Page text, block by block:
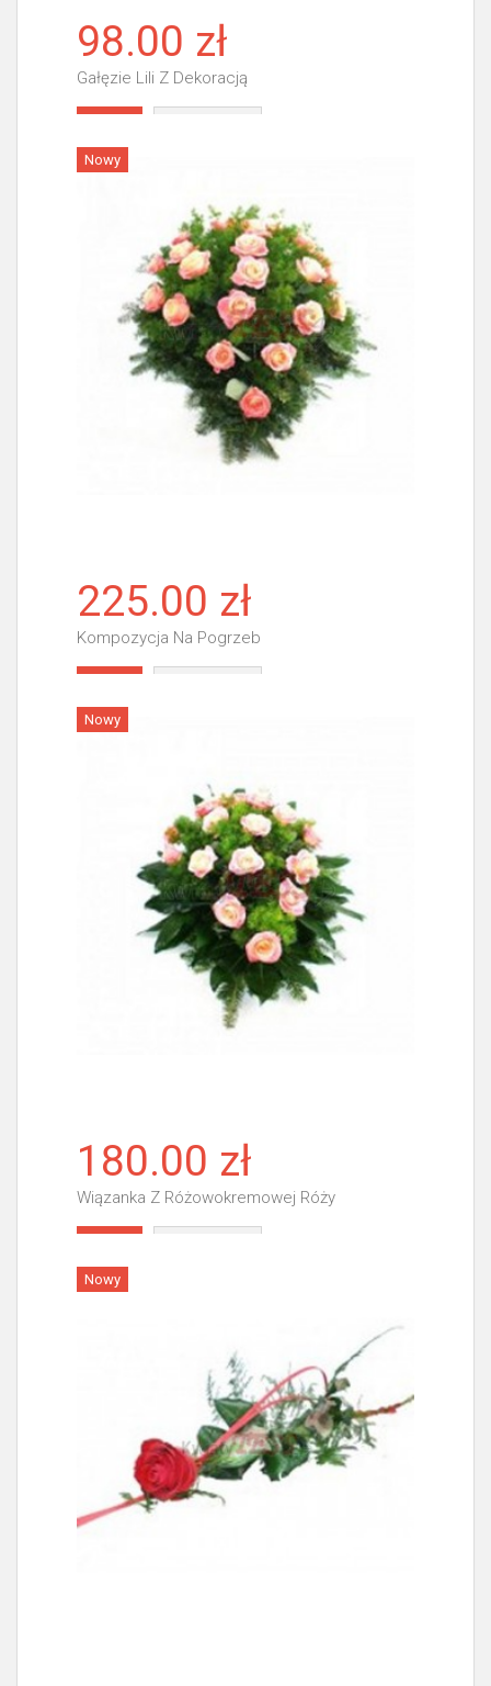
98.00 zł
Gałęzie Lili Z Dekoracją
Nowy
225.00 zł
Kompozycja Na Pogrzeb
Nowy
180.00 zł
Wiązanka Z Różowokremowej Róży
Nowy